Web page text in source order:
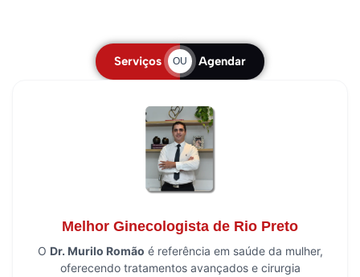
Serviços OU Agendar
Melhor Ginecologista de Rio Preto
O Dr. Murilo Romão é referência em saúde da mulher,
oferecendo tratamentos avançados e cirurgia